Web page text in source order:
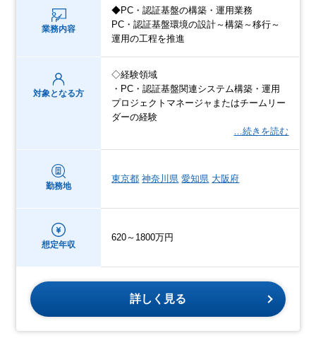
業務内容
◆PC・認証基盤の構築・運用業務
PC・認証基盤環境の設計～構築～移行～
運用の工程を推進
対象となる方
◇経験領域
・PC・認証基盤関連システム構築・運用
プロジェクトマネージャまたはチームリー
ダーの経験
…続きを読む
勤務地
東京都 神奈川県 愛知県 大阪府
想定年収
620～1800万円
詳しく見る